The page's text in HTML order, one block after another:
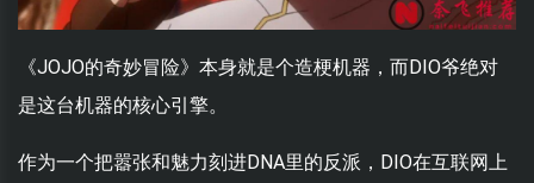
《JOJO的奇妙冒险》本身就是个造梗机器，而DIO爷绝对
是这台机器的核心引擎。
作为一个把嚣张和魅力刻进DNA里的反派，DIO在互联网上